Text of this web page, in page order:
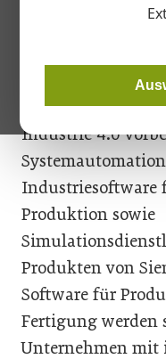
Lehranstalten
Ingenieur*innen
Industrie 4.0
Produktion sowie
Produkten von
Software für
Fertigung werden
Unternehmen mit